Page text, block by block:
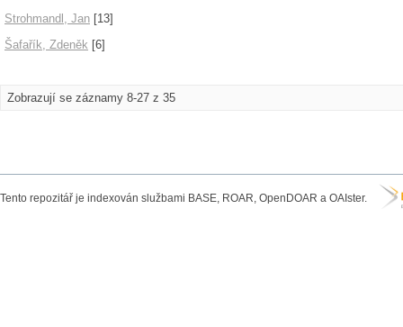
Strohmandl, Jan [13]
Šafařík, Zdeněk [6]
Zobrazují se záznamy 8-27 z 35
Tento repozitář je indexován službami BASE, ROAR, OpenDOAR a OAIster.